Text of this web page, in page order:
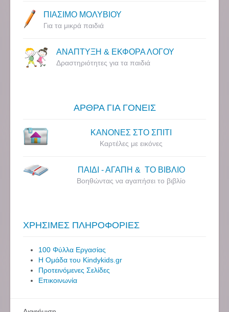
ΠΙΑΣΙΜΟ ΜΟΛΥΒΙΟΥ
Για τα μικρά παιδιά
ΑΝΑΠΤΥΞΗ & ΕΚΦΟΡΑ ΛΟΓΟΥ
Δραστηριότητες για τα παιδιά
ΑΡΘΡΑ ΓΙΑ ΓΟΝΕΙΣ
ΚΑΝΟΝΕΣ ΣΤΟ ΣΠΙΤΙ
Καρτέλες με εικόνες
ΠΑΙΔΙ - ΑΓΑΠΗ & ΤΟ ΒΙΒΛΙΟ
Βοηθώντας να αγαπήσει το βιβλίο
ΧΡΗΣΙΜΕΣ ΠΛΗΡΟΦΟΡΙΕΣ
100 Φύλλα Εργασίας
Η Ομάδα του Kindykids.gr
Προτεινόμενες Σελίδες
Επικοινωνία